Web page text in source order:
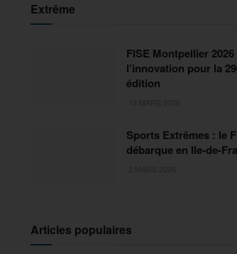
Extrême
FISE Montpellier
l’innovation pour la
édition
Sports Extrêmes : le
débarque en Ile-de-
Articles populaires